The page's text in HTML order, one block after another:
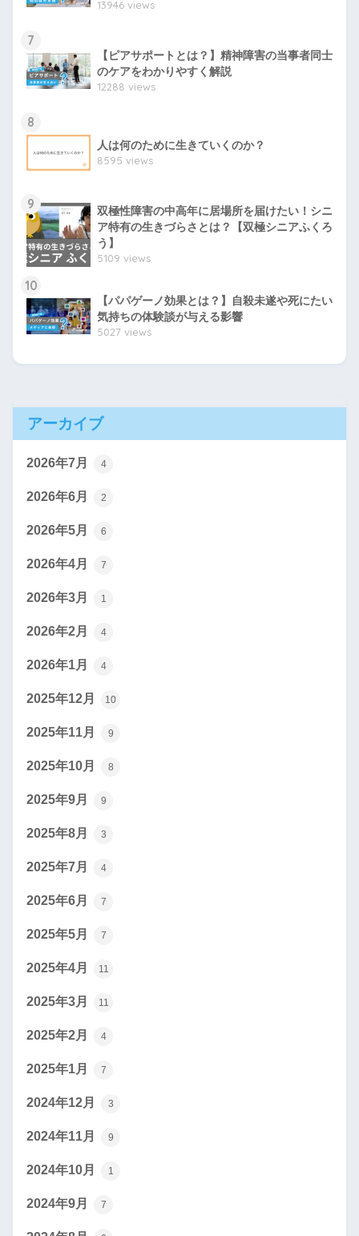
13946 views
7
【ピアサポートとは？】精神障害の当事者同士
のケアをわかりやすく解説
12288 views
8
人は何のために生きていくのか？
8595 views
9
双極性障害の中高年に居場所を届けたい！シニ
ア特有の生きづらさとは？【双極シニアふくろ
う】
5109 views
10
【パパゲーノ効果とは？】自殺未遂や死にたい
気持ちの体験談が与える影響
5027 views
アーカイブ
2026年7月 4
2026年6月 2
2026年5月 6
2026年4月 7
2026年3月 1
2026年2月 4
2026年1月 4
2025年12月 10
2025年11月 9
2025年10月 8
2025年9月 9
2025年8月 3
2025年7月 4
2025年6月 7
2025年5月 7
2025年4月 11
2025年3月 11
2025年2月 4
2025年1月 7
2024年12月 3
2024年11月 9
2024年10月 1
2024年9月 7